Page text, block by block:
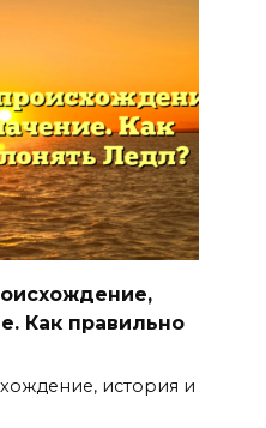
Как правильно
история и